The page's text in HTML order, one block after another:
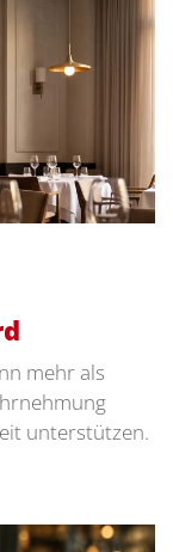
mehr als
unterstützen.